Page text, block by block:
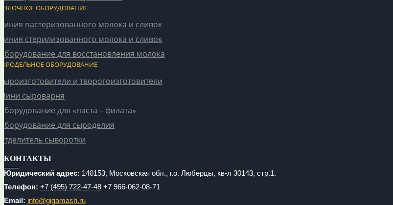
ОБОРУДОВАНИЕ
пастеризованного молока и сливок
стерилизованного молока и сливок
для восстановления молока
ОБОРУДОВАНИЕ
и творогоизготовители
сыроварня
для «паста – филата»
для сыроделия
сыворотки
КОНТАКТЫ
Юридический адрес: 140153, Московская обл., г.о. Люберцы, кв-л 30143, стр.1.
Телефон: +7 (495) 722-47-48 +7 966-062-08-71
Email: info@gigamash.ru